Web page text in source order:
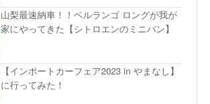
山梨最速納車！！ベルランゴ ロングが我が
家にやってきた【シトロエンのミニバン】
【インポートカーフェア2023 in やまなし】
に行ってみた！